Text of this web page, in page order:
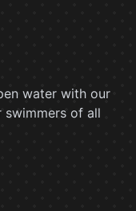
water with our
swimmers of all